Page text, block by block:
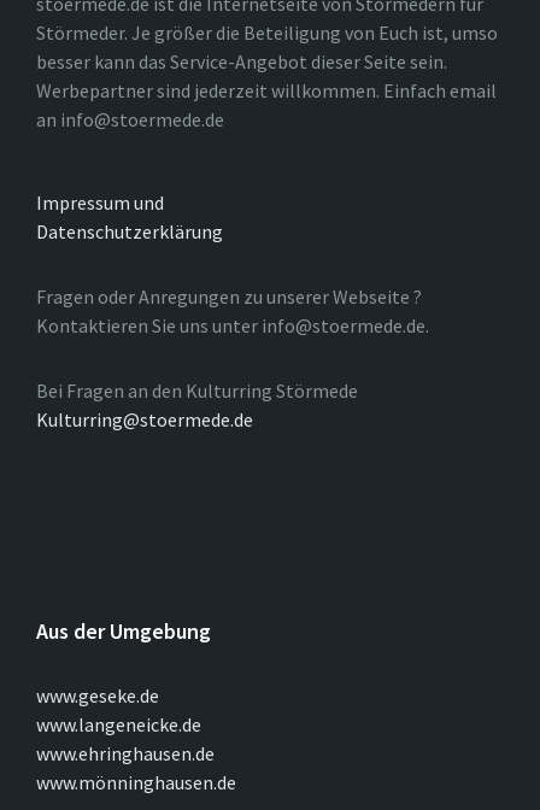
Störmeder. Je größer die Beteiligung von Euch ist, umso
besser kann das Service-Angebot dieser Seite sein.
Werbepartner sind jederzeit willkommen. Einfach email
an info@stoermede.de
Impressum und
Datenschutzerklärung
Fragen oder Anregungen zu unserer Webseite ?
Kontaktieren Sie uns unter info@stoermede.de.
Bei Fragen an den Kulturring Störmede
Kulturring@stoermede.de
Aus der Umgebung
www.geseke.de
www.langeneicke.de
www.ehringhausen.de
www.mönninghausen.de